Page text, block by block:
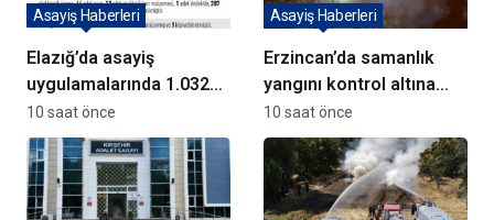
Elazığ’da asayiş
uygulamalarında 1.032
kişi yakalandı
Asayiş Haberleri
10 saat önce
Erzincan’da samanlık
yangını kontrol altına
alındı
Asayiş Haberleri
10 saat önce